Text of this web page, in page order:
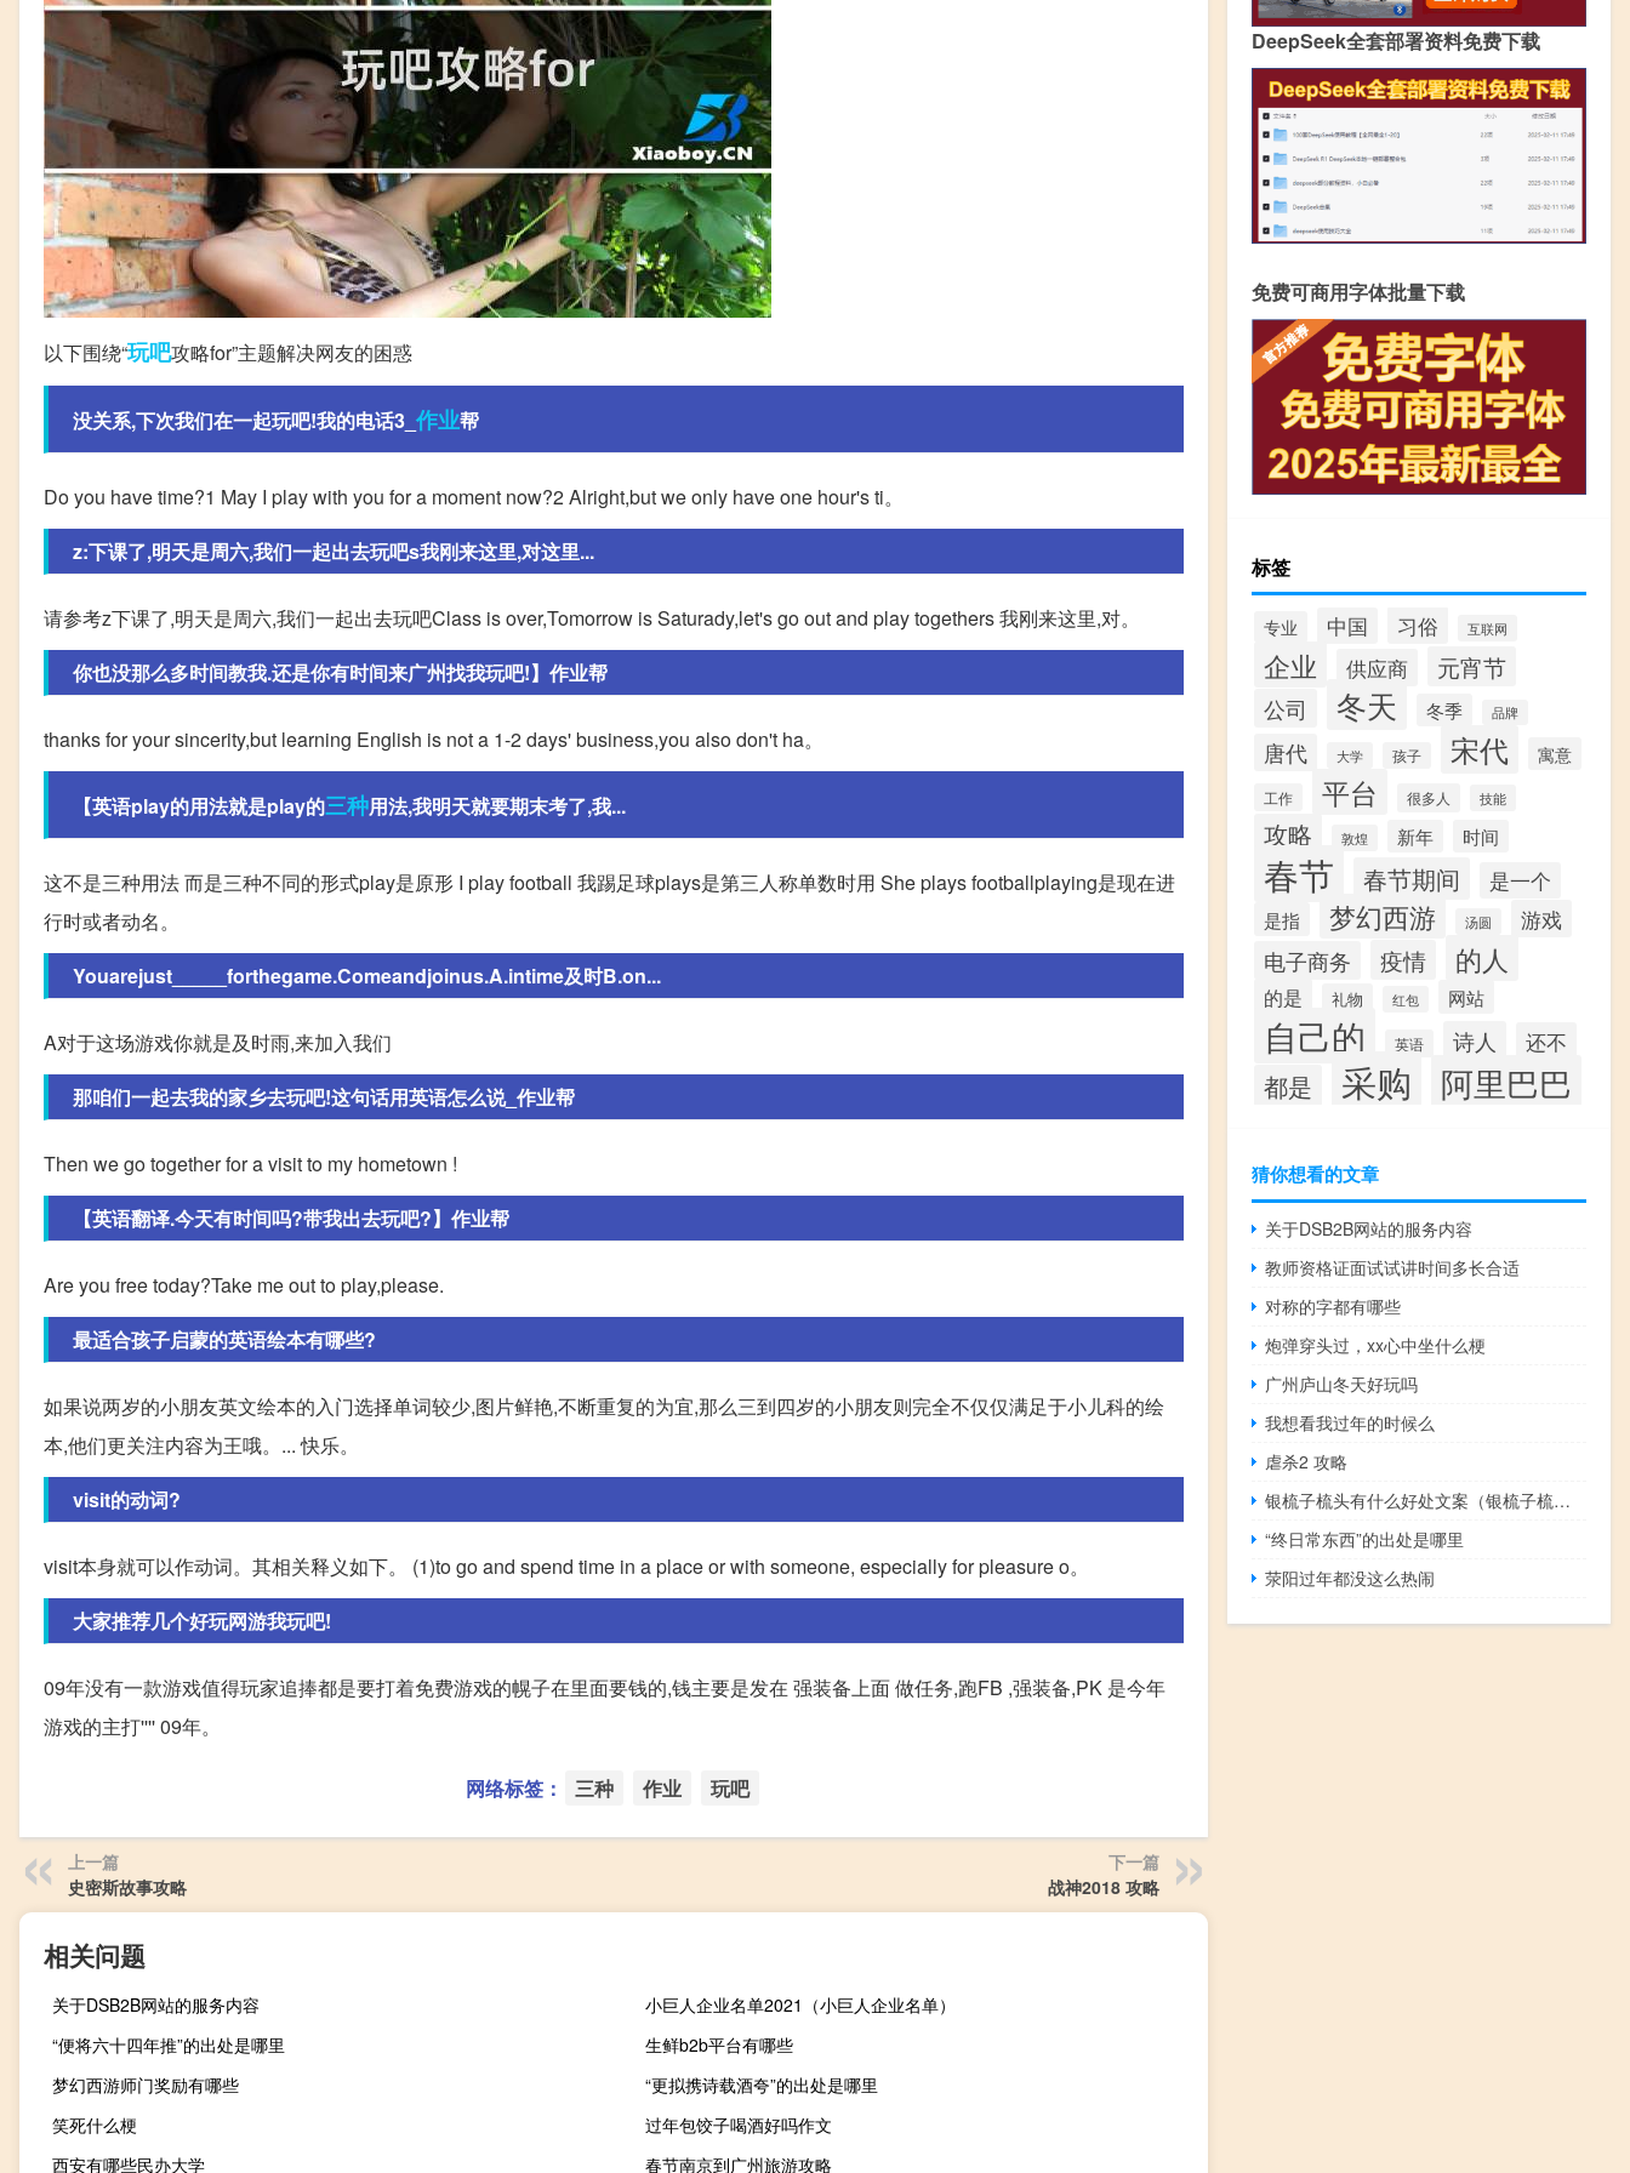
以下围绕“玩吧攻略for”主题解决网友的困惑
没关系,下次我们在一起玩吧!我的电话3_ 作业帮
Do you have time?1 May I play with you for a moment now?2 Alright,but we only have one hour's ti。
z:下课了,明天是周六,我们一起出去玩吧s我刚来这里,对这里...
请参考z下课了,明天是周六,我们一起出去玩吧Class is over,Tomorrow is Saturady,let's go out and play togethers 我刚来这里,对。
你也没那么多时间教我.还是你有时间来广州找我玩吧!】作业帮
thanks for your sincerity,but learning English is not a 1-2 days' business,you also don't ha。
【英语play的用法就是play的三种用法,我明天就要期末考了,我...
这不是三种用法 而是三种不同的形式play是原形 I play football 我踢足球plays是第三人称单数时用 She plays footballplaying是现在进
行时或者动名。
Youarejust_____forthegame.Comeandjoinus.A.intime及时B.on...
A对于这场游戏你就是及时雨,来加入我们
那咱们一起去我的家乡去玩吧!这句话用英语怎么说_作业帮
Then we go together for a visit to my hometown !
【英语翻译.今天有时间吗?带我出去玩吧?】作业帮
Are you free today?Take me out to play,please.
最适合孩子启蒙的英语绘本有哪些?
如果说两岁的小朋友英文绘本的入门选择单词较少,图片鲜艳,不断重复的为宜,那么三到四岁的小朋友则完全不仅仅满足于小儿科的绘
本,他们更关注内容为王哦。... 快乐。
visit的动词?
visit本身就可以作动词。其相关释义如下。 (1)to go and spend time in a place or with someone, especially for pleasure o。
大家推荐几个好玩网游我玩吧!
09年没有一款游戏值得玩家追捧都是要打着免费游戏的幌子在里面要钱的,钱主要是发在 强装备上面 做任务,跑FB ,强装备,PK 是今年
游戏的主打'''' 09年。
网络标签： 三种 作业 玩吧
上一篇
史密斯故事攻略
下一篇
战神2018 攻略
相关问题
关于DSB2B网站的服务内容
小巨人企业名单2021（小巨人企业名单）
“便将六十四年推”的出处是哪里
生鲜b2b平台有哪些
梦幻西游师门奖励有哪些
“更拟携诗载酒夸”的出处是哪里
笑死什么梗
过年包饺子喝酒好吗作文
西安有哪些民办大学
春节南京到广州旅游攻略
DeepSeek全套部署资料免费下载
免费可商用字体批量下载
标签
专业 中国 习俗 互联网
企业 供应商 元宵节
公司 冬天 冬季 品牌
唐代 大学 孩子 宋代 寓意
工作 平台 很多人 技能
攻略 敦煌 新年 时间
春节 春节期间 是一个
是指 梦幻西游 汤圆 游戏
电子商务 疫情 的人
的是 礼物 红包 网站
自己的 英语 诗人 还不
都是 采购 阿里巴巴
猜你想看的文章
关于DSB2B网站的服务内容
教师资格证面试试讲时间多长合适
对称的字都有哪些
炮弹穿头过，xx心中坐什么梗
广州庐山冬天好玩吗
我想看我过年的时候么
虐杀2 攻略
银梳子梳头有什么好处文案（银梳子梳头有什么好处）
“终日常东西”的出处是哪里
荥阳过年都没这么热闹